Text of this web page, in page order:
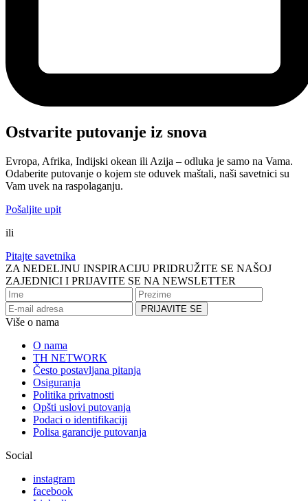
Ostvarite putovanje iz snova
Evropa, Afrika, Indijski okean ili Azija – odluka je samo na Vama.
Odaberite putovanje o kojem ste oduvek maštali, naši savetnici su
Vam uvek na raspolaganju.
Pošaljite upit
ili
Pitajte savetnika
ZA NEDELJNU INSPIRACIJU PRIDRUŽITE SE NAŠOJ
ZAJEDNICI I PRIJAVITE SE NA NEWSLETTER
Više o nama
O nama
TH NETWORK
Često postavljana pitanja
Osiguranja
Politika privatnosti
Opšti uslovi putovanja
Podaci o identifikaciji
Polisa garancije putovanja
Social
instagram
facebook